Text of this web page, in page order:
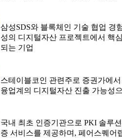
삼성SDS와 블록체인 기술 협업 경
성의 디지털자산 프로젝트에서 핵
되는 기업
스테이블코인 관련주로 증권가에
융업계의 디지털자산 진출 가능성
국내 최초 인증기관으로 PKI 솔루
증 서비스를 제공하며, 페어스퀘어